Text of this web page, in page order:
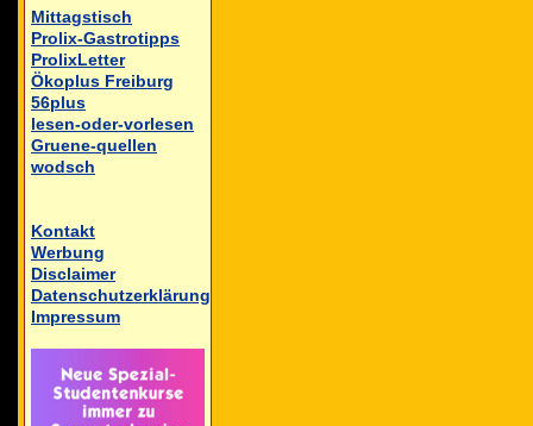
Mittagstisch
Prolix-Gastrotipps
ProlixLetter
Ökoplus Freiburg
56plus
lesen-oder-vorlesen
Gruene-quellen
wodsch
Kontakt
Werbung
Disclaimer
Datenschutzerklärung
Impressum